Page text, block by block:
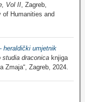
Vol II, Zagreb,
of Humanities and
heraldički umjetnik
studia draconica knjiga
Zmaja“, Zagreb, 2024.